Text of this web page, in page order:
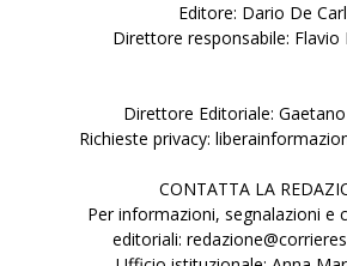
Editore: Dario De
Direttore responsabile: Flavio
Direttore Editoriale:
Richieste privacy:
CONTATTA LA
Per informazioni, segnalazioni e
editoriali: